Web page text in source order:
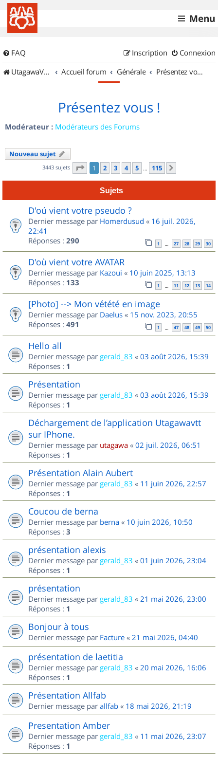
Menu
FAQ Connexion
Inscription
UtagawaVTT (Randos VTT et VTTAE avec traces GPS)
Accueil forum Générale Présentez vous !
Présentez vous !
Modérateur : Modérateurs des Forums
Nouveau sujet
3443 sujets Page 1sur 115
1 2 3 4 5 … 115
Sujets
D'oú vient votre pseudo ?
Dernier message par Homerdusud « 16 juil. 2026,
22:41
Réponses : 290 1 … 27 28 29 30
D'où vient votre AVATAR
Dernier message par Kazoui « 10 juin 2025, 13:13
Réponses : 133 1 … 11 12 13 14
[Photo] --> Mon vétété en image
Dernier message par Daelus « 15 nov. 2023, 20:55
Réponses : 491 1 … 47 48 49 50
Hello all
Dernier message par gerald_83 « 03 août 2026, 15:39
Réponses : 1
Présentation
Dernier message par gerald_83 « 03 août 2026, 15:39
Réponses : 1
Déchargement de l’application Utagawavtt
sur IPhone.
Dernier message par utagawa « 02 juil. 2026, 06:51
Réponses : 1
Présentation Alain Aubert
Dernier message par gerald_83 « 11 juin 2026, 22:57
Réponses : 1
Coucou de berna
Dernier message par berna « 10 juin 2026, 10:50
Réponses : 3
présentation alexis
Dernier message par gerald_83 « 01 juin 2026, 23:04
Réponses : 1
présentation
Dernier message par gerald_83 « 21 mai 2026, 23:00
Réponses : 1
Bonjour à tous
Dernier message par Facture « 21 mai 2026, 04:40
présentation de laetitia
Dernier message par gerald_83 « 20 mai 2026, 16:06
Réponses : 1
Présentation Allfab
Dernier message par allfab « 18 mai 2026, 21:19
Presentation Amber
Dernier message par gerald_83 « 11 mai 2026, 23:07
Réponses : 1